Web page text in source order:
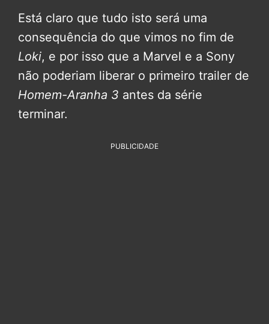
Está claro que tudo isto será uma
consequência do que vimos no fim de
Loki, e por isso que a Marvel e a Sony
não poderiam liberar o primeiro trailer de
Homem-Aranha 3 antes da série
terminar.
PUBLICIDADE